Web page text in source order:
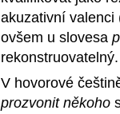
akuzativní valenci
ovšem u slovesa
rekonstruovatelný.
V hovorové
prozvonit někoho